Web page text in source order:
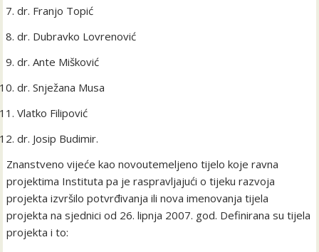
dr. Franjo Topić
dr. Dubravko Lovrenović
dr. Ante Mišković
dr. Snježana Musa
Vlatko Filipović
dr. Josip Budimir.
Znanstveno vijeće kao novoutemeljeno tijelo koje ravna
projektima Instituta pa je raspravljajući o tijeku razvoja
projekta izvršilo potvrđivanja ili nova imenovanja tijela
projekta na sjednici od 26. lipnja 2007. god. Definirana su tijela
projekta i to: